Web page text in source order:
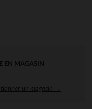
EN MAGASIN
un magasin →